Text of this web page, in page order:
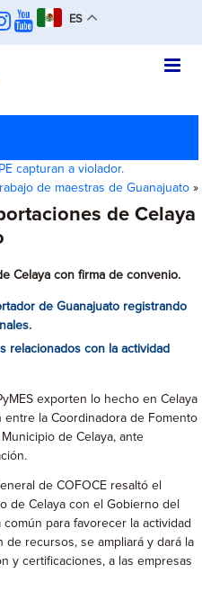
ES
capturan a violador.
de maestras de Guanajuato»
de Celaya
Celaya con firma de convenio.
de Guanajuato registrando
.
relacionados con la actividad
exporten lo hecho en Celaya
la Coordinadora de Fomento
de Celaya, ante
de COFOCE resaltó el
de Celaya con el Gobierno del
para favorecer la actividad
recursos, se ampliará y dará la
y certificaciones, a las empresas